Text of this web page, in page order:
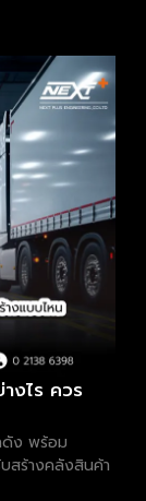
งไร ควร
ดัง พร้อม
สร้างคลังสินค้า